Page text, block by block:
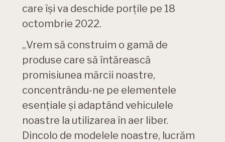
care își va deschide porțile pe 18
octombrie 2022.
„Vrem să construim o gamă de
produse care să întărească
promisiunea mărcii noastre,
concentrându-ne pe elementele
esențiale și adaptând vehiculele
noastre la utilizarea în aer liber.
Dincolo de modelele noastre, lucrăm